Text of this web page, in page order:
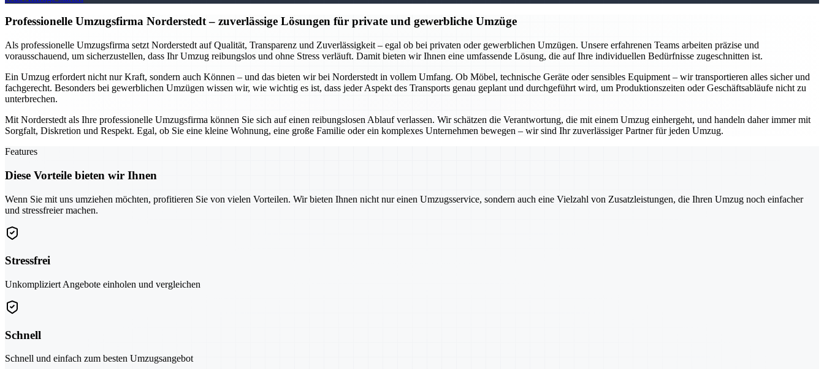
Professionelle Umzugsfirma Norderstedt – zuverlässige Lösungen für private und gewerbliche Umzüge
Als professionelle Umzugsfirma setzt Norderstedt auf Qualität, Transparenz und Zuverlässigkeit – egal ob bei privaten oder gewerblichen Umzügen. Unsere erfahrenen Teams arbeiten präzise und
vorausschauend, um sicherzustellen, dass Ihr Umzug reibungslos und ohne Stress verläuft. Damit bieten wir Ihnen eine umfassende Lösung, die auf Ihre individuellen Bedürfnisse zugeschnitten ist.
Ein Umzug erfordert nicht nur Kraft, sondern auch Können – und das bieten wir bei Norderstedt in vollem Umfang. Ob Möbel, technische Geräte oder sensibles Equipment – wir transportieren alles sicher und
fachgerecht. Besonders bei gewerblichen Umzügen wissen wir, wie wichtig es ist, dass jeder Aspekt des Transports genau geplant und durchgeführt wird, um Produktionszeiten oder Geschäftsabläufe nicht zu
unterbrechen.
Mit Norderstedt als Ihre professionelle Umzugsfirma können Sie sich auf einen reibungslosen Ablauf verlassen. Wir schätzen die Verantwortung, die mit einem Umzug einhergeht, und handeln daher immer mit
Sorgfalt, Diskretion und Respekt. Egal, ob Sie eine kleine Wohnung, eine große Familie oder ein komplexes Unternehmen bewegen – wir sind Ihr zuverlässiger Partner für jeden Umzug.
Features
Diese Vorteile bieten wir Ihnen
Wenn Sie mit uns umziehen möchten, profitieren Sie von vielen Vorteilen. Wir bieten Ihnen nicht nur einen Umzugsservice, sondern auch eine Vielzahl von Zusatzleistungen, die Ihren Umzug noch einfacher
und stressfreier machen.
Stressfrei
Unkompliziert Angebote einholen und vergleichen
Schnell
Schnell und einfach zum besten Umzugsangebot